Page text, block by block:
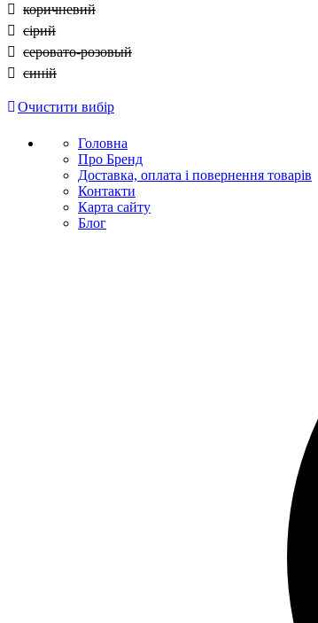
коричневий
сірий
серовато-розовый
синій
Очистити вибір
Головна
Про Бренд
Доставка, оплата і повернення товарів
Контакти
Карта сайту
Блог